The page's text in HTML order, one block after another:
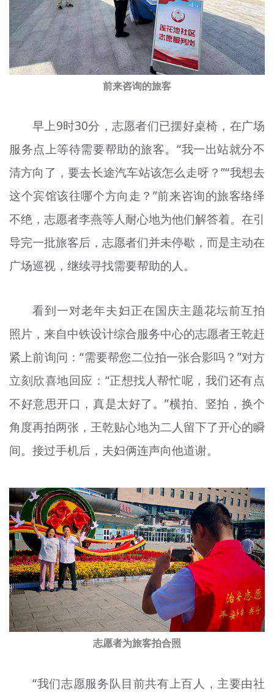
前来咨询的旅客
早上9时30分，志愿者们已摆好桌椅，在广场
服务点上等待需要帮助的旅客。“我一出站就分不
清方向了，要去长途汽车站该怎么走呀？”“我想去
这个宾馆该往哪个方向走？”前来咨询的旅客络绎
不绝，志愿者李燕等人耐心地为他们解答着。在引
导完一批旅客后，志愿者们并未停歇，而是主动在
广场巡视，继续寻找需要帮助的人。
看到一对老年夫妇正在国庆主题花坛前互拍
照片，来自中铁设计综合服务中心的志愿者王乾赶
紧上前询问：“需要帮您二位拍一张合影吗？”对方
立刻欣喜地回应：“正想找人帮忙呢，我们还有点
不好意思开口，真是太好了。”横拍、 竖拍 ，换个
角度再拍两张，王乾贴心地为二人留下了开心的瞬
间。接过手机后，夫妇俩连声向他道谢。
志愿者为旅客拍合照
“我们志愿服务队目前共有上百人，主要由社